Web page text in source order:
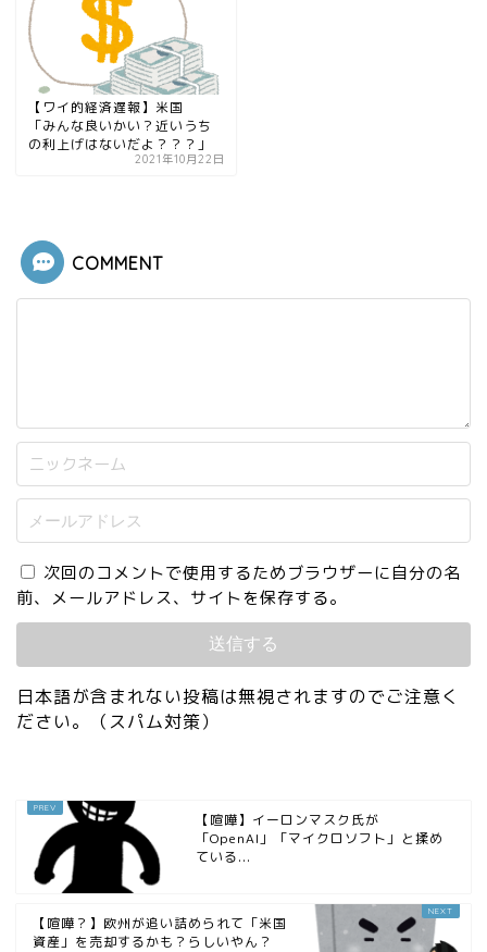
【ワイ的経済遅報】米国
「みんな良いかい？近いうち
の利上げはないだよ？？？」
2021年10月22日
COMMENT
次回のコメントで使用するためブラウザーに自分の名
前、メールアドレス、サイトを保存する。
日本語が含まれない投稿は無視されますのでご注意く
ださい。（スパム対策）
【喧嘩】イーロンマスク氏が
「OpenAI」「マイクロソフト」と揉め
ている...
【喧嘩？】欧州が追い詰められて「米国
資産」を売却するかも？らしいやん？